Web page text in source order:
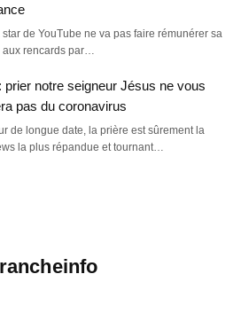
star de YouTube ne va pas faire rémunérer sa
aux rencards par…
prier notre seigneur Jésus ne vous
pas du coronavirus
de longue date, la prière est sûrement la
la plus répandue et tournant…